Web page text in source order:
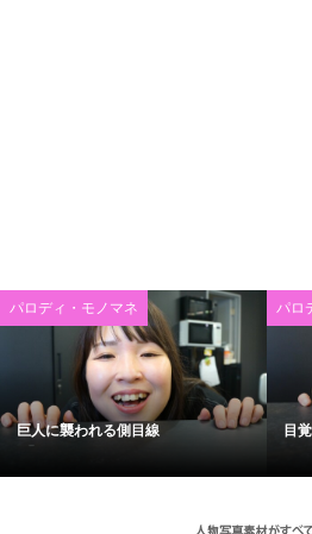
パロディ・モノマネ
巨人に襲われる側目線
パロ
目